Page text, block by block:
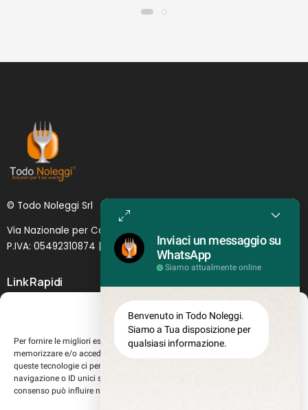
Gestisci Consenso
Per fornire le migliori esperienze, utilizziamo tecnologie come i cookie per
memorizzare e/o accedere alle informazioni del dispositivo. Il consenso a
queste tecnologie ci permetterà di elaborare dati come il comportamento di
navigazione o ID unici su questo sito. Non acconsentire o ritirare il
consenso può influire negativamente su alcune caratteristiche e funzioni.
© Todo Noleggi Srl
Via Nazionale per Catania, 6 | 95024 - Acireale (CT)
P.IVA: 05492310874 | SDI: MJ1 O YNU (Lettera )
Link Rapidi
Chi siamo
Perché sceglierci
Registrati al sito
Lavora con noi
Inviaci un messaggio su
WhatsApp
Siamo attualmente online
Benvenuto in Todo Noleggi.
Siamo a Tua disposizione per
qualsiasi informazione.